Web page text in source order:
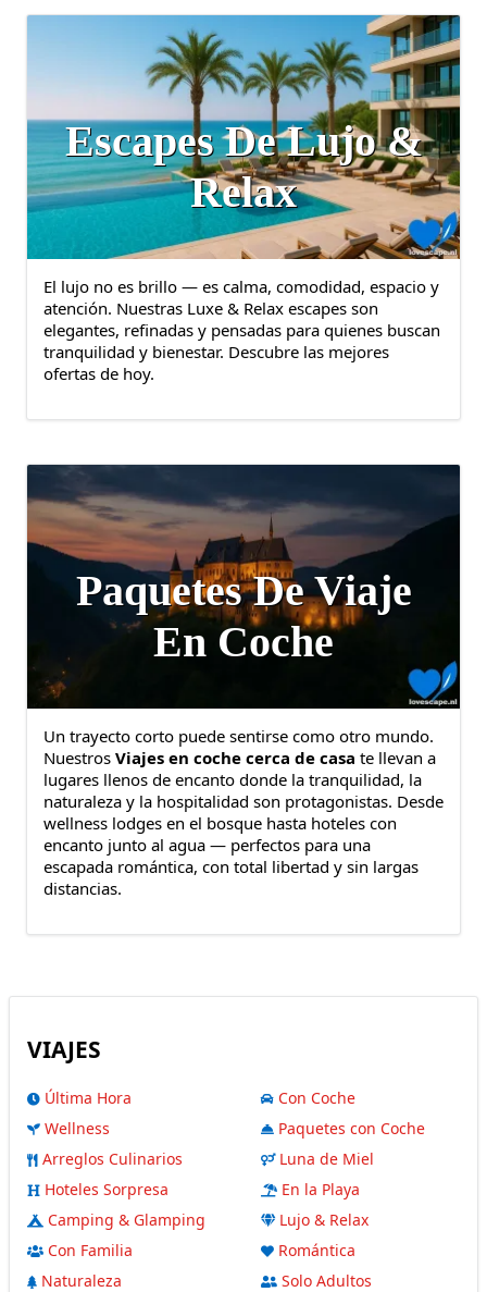
Escapes De Lujo &
Relax
El lujo no es brillo — es calma, comodidad, espacio y
atención. Nuestras Luxe & Relax escapes son
elegantes, refinadas y pensadas para quienes buscan
tranquilidad y bienestar. Descubre las mejores
ofertas de hoy.
Paquetes De Viaje
En Coche
Un trayecto corto puede sentirse como otro mundo.
Nuestros Viajes en coche cerca de casa te llevan a
lugares llenos de encanto donde la tranquilidad, la
naturaleza y la hospitalidad son protagonistas. Desde
wellness lodges en el bosque hasta hoteles con
encanto junto al agua — perfectos para una
escapada romántica, con total libertad y sin largas
distancias.
VIAJES
Última Hora
Wellness
Arreglos Culinarios
Hoteles Sorpresa
Camping & Glamping
Con Familia
Naturaleza
Con Coche
Paquetes con Coche
Luna de Miel
En la Playa
Lujo & Relax
Romántica
Solo Adultos